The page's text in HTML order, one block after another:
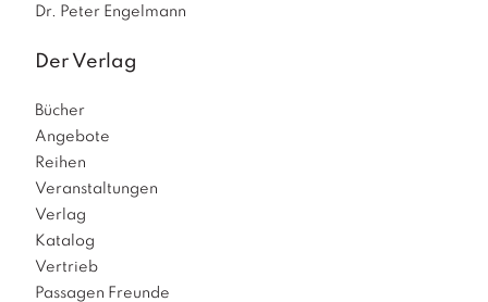
Dr. Peter Engelmann
Der Verlag
Bücher
Angebote
Reihen
Veranstaltungen
Verlag
Katalog
Vertrieb
Passagen Freunde